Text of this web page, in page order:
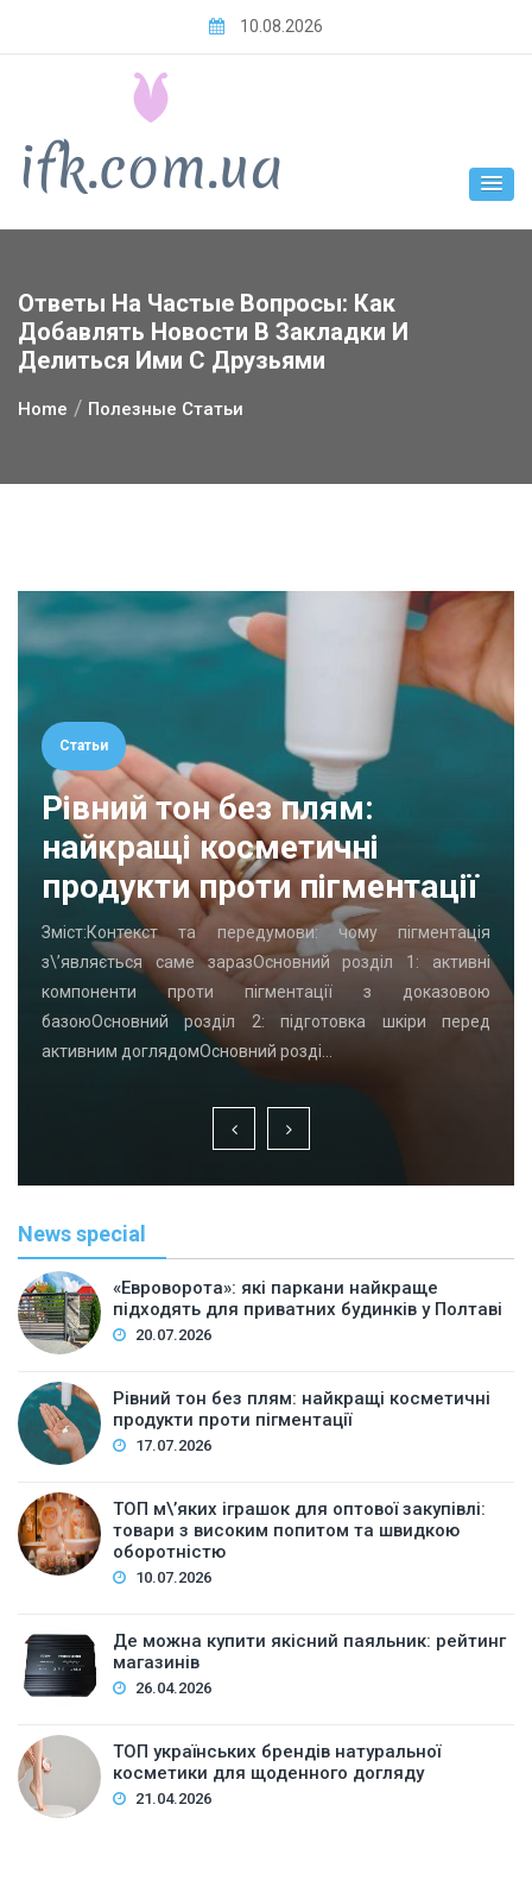
10.08.2026
Ответы На Частые Вопросы: Как
Добавлять Новости В Закладки И
Делиться Ими С Друзьями
Home Полезные Статьи
Статьи
Рівний тон без плям:
найкращі косметичні
продукти проти пігментації
Зміст:Контекст та передумови: чому пігментація
з\’являється саме заразОсновний розділ 1: активні
компоненти проти пігментації з доказовою
базоюОсновний розділ 2: підготовка шкіри перед
активним доглядомОсновний розді…
News special
«Евроворота»: які паркани найкраще
підходять для приватних будинків у Полтаві
20.07.2026
Рівний тон без плям: найкращі косметичні
продукти проти пігментації
17.07.2026
ТОП м\’яких іграшок для оптової закупівлі:
товари з високим попитом та швидкою
оборотністю
10.07.2026
Де можна купити якісний паяльник: рейтинг
магазинів
26.04.2026
ТОП українських брендів натуральної
косметики для щоденного догляду
21.04.2026